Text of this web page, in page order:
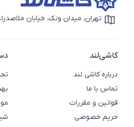
آیکون نقشه
تهران، میدان ونک، خیابان ملاصدرا،
کاشی‌لند
درباره کاشی لند
تماس با ما
قوانین و مقررات
حریم خصوصی